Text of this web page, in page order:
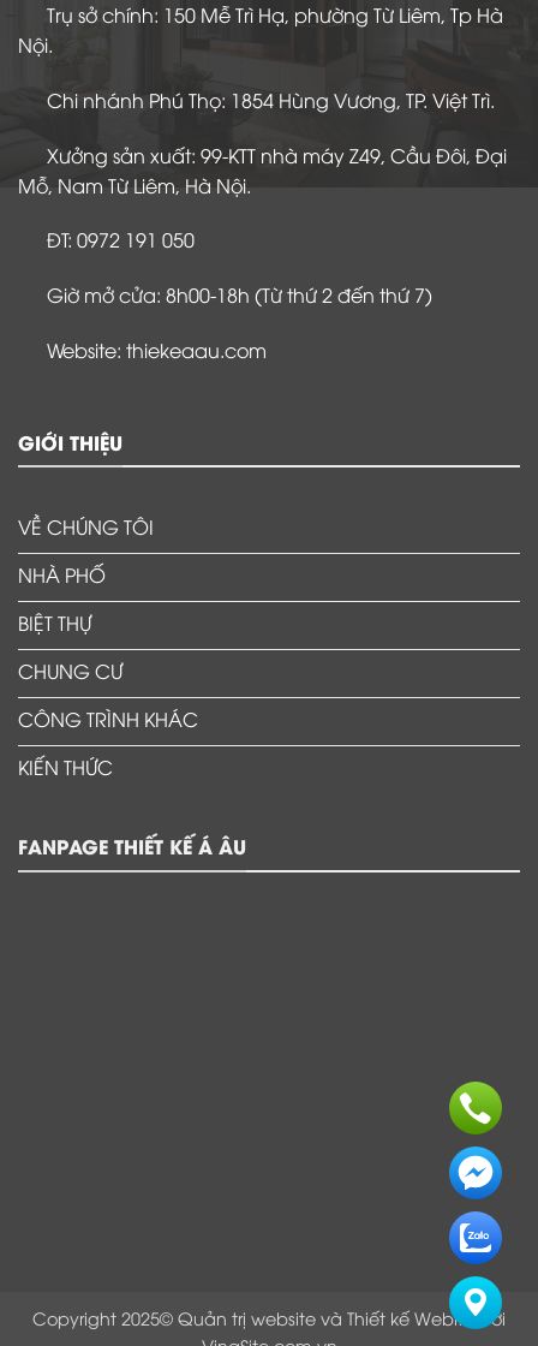
Trụ sở chính: 150 Mễ Trì Hạ, phường Từ Liêm, Tp Hà
Nội.
Chi nhánh Phú Thọ: 1854 Hùng Vương, TP. Việt Trì.
Xưởng sản xuất: 99-KTT nhà máy Z49, Cầu Đôi, Đại
Mỗ, Nam Từ Liêm, Hà Nội.
ĐT: 0972 191 050
Giờ mở cửa: 8h00-18h (Từ thứ 2 đến thứ 7)
Website: thiekeaau.com
GIỚI THIỆU
VỀ CHÚNG TÔI
NHÀ PHỐ
BIỆT THỰ
CHUNG CƯ
CÔNG TRÌNH KHÁC
KIẾN THỨC
FANPAGE THIẾT KẾ Á ÂU
Copyright 2025© Quản trị website và Thiết kế Webite bởi